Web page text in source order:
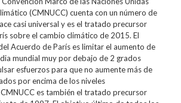
(CMNUCC) cuenta con un número de
casi universal y es el tratado precursor
sobre el cambio climático de 2015. El
Acuerdo de París es limitar el aumento de
mundial muy por debajo de 2 grados
esfuerzos para que no aumente más de
por encima de los niveles
es también el tratado precursor